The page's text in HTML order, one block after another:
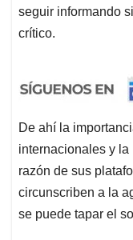
seguir informando
crítico.
De ahí la
internacionales y
razón de sus
circunscriben a la
se puede tapar el